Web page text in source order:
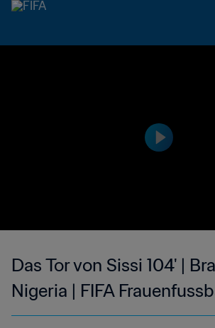
Das Tor von Sissi 104' |
Nigeria | FIFA
Weltmeisterschaft USA